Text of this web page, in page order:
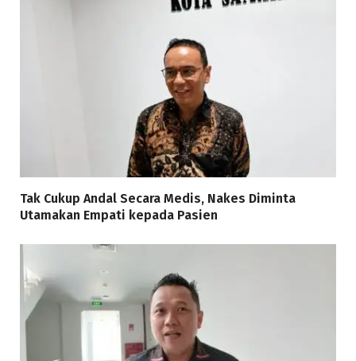
Tak Cukup Andal Secara Medis, Nakes Diminta
Utamakan Empati kepada Pasien